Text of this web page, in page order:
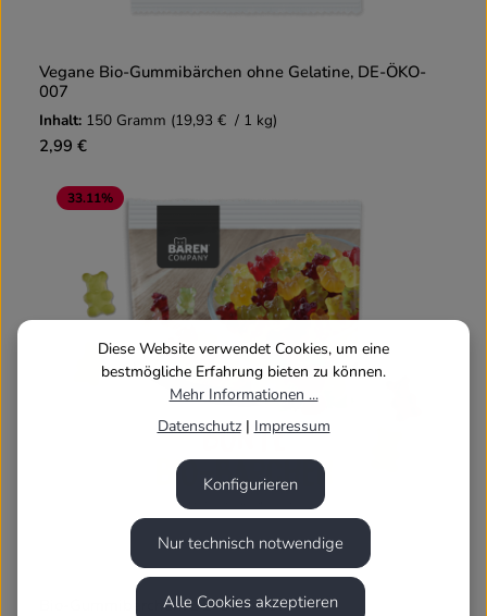
Diese Website verwendet Cookies, um eine
bestmögliche Erfahrung bieten zu können.
Mehr Informationen ...
Datenschutz| Impressum
Nur technisch notwendige
Konfigurieren
Alle Cookies akzeptieren
Vegane Bio-Gummibärchen ohne Gelatine, DE-ÖKO-
007
Inhalt: 150 Gramm (19,93 € / 1 kg)
2,99 €
33.11%
Bio-Gummibärchen, DE-ÖKO-007